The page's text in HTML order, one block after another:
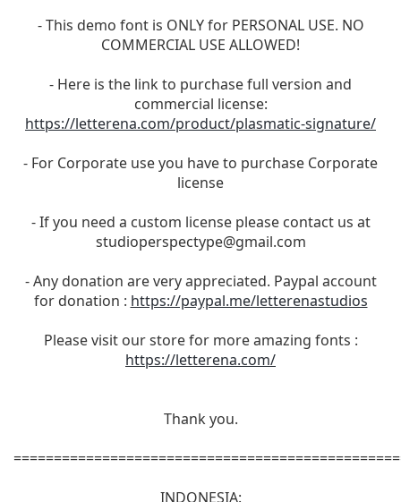
- This demo font is ONLY for PERSONAL USE. NO
COMMERCIAL USE ALLOWED!
- Here is the link to purchase full version and
commercial license:
https://letterena.com/product/plasmatic-signature/
- For Corporate use you have to purchase Corporate
license
- If you need a custom license please contact us at
studioperspectype@gmail.com
- Any donation are very appreciated. Paypal account
for donation : https://paypal.me/letterenastudios
Please visit our store for more amazing fonts :
https://letterena.com/
Thank you.
INDONESIA: